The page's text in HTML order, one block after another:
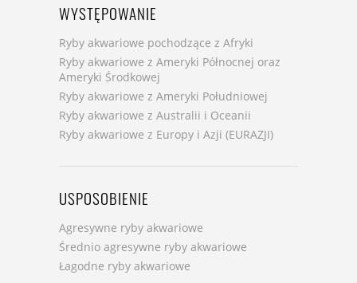
WYSTĘPOWANIE
Ryby akwariowe pochodzące z Afryki
Ryby akwariowe z Ameryki Północnej oraz
Ameryki Środkowej
Ryby akwariowe z Ameryki Południowej
Ryby akwariowe z Australii i Oceanii
Ryby akwariowe z Europy i Azji (EURAZJI)
USPOSOBIENIE
Agresywne ryby akwariowe
Średnio agresywne ryby akwariowe
Łagodne ryby akwariowe